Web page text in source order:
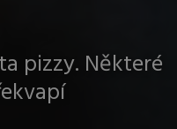
pizzy. Některé